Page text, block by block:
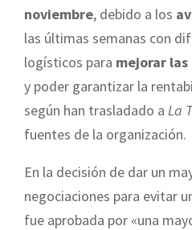
noviembre, debido a los
las últimas semanas con
logísticos para mejorar
y poder garantizar la
según han trasladado a La
fuentes de la organización.
En la decisión de dar un
negociaciones para evitar
fue aprobada por «una